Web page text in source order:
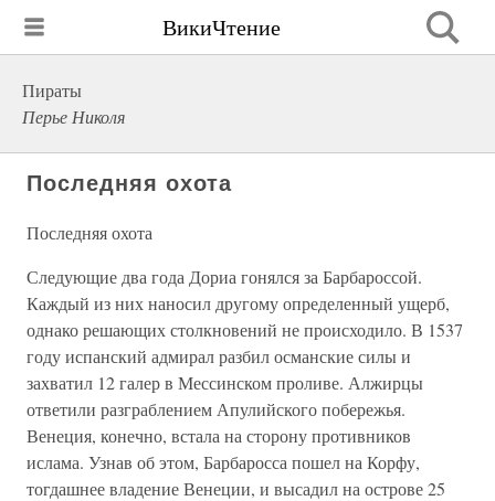
ВикиЧтение
Пираты
Перье Николя
Последняя охота
Последняя охота
Следующие два года Дориа гонялся за Барбароссой.
Каждый из них наносил другому определенный ущерб,
однако решающих столкновений не происходило. В 1537
году испанский адмирал разбил османские силы и
захватил 12 галер в Мессинском проливе. Алжирцы
ответили разграблением Апулийского побережья.
Венеция, конечно, встала на сторону противников
ислама. Узнав об этом, Барбаросса пошел на Корфу,
тогдашнее владение Венеции, и высадил на острове 25